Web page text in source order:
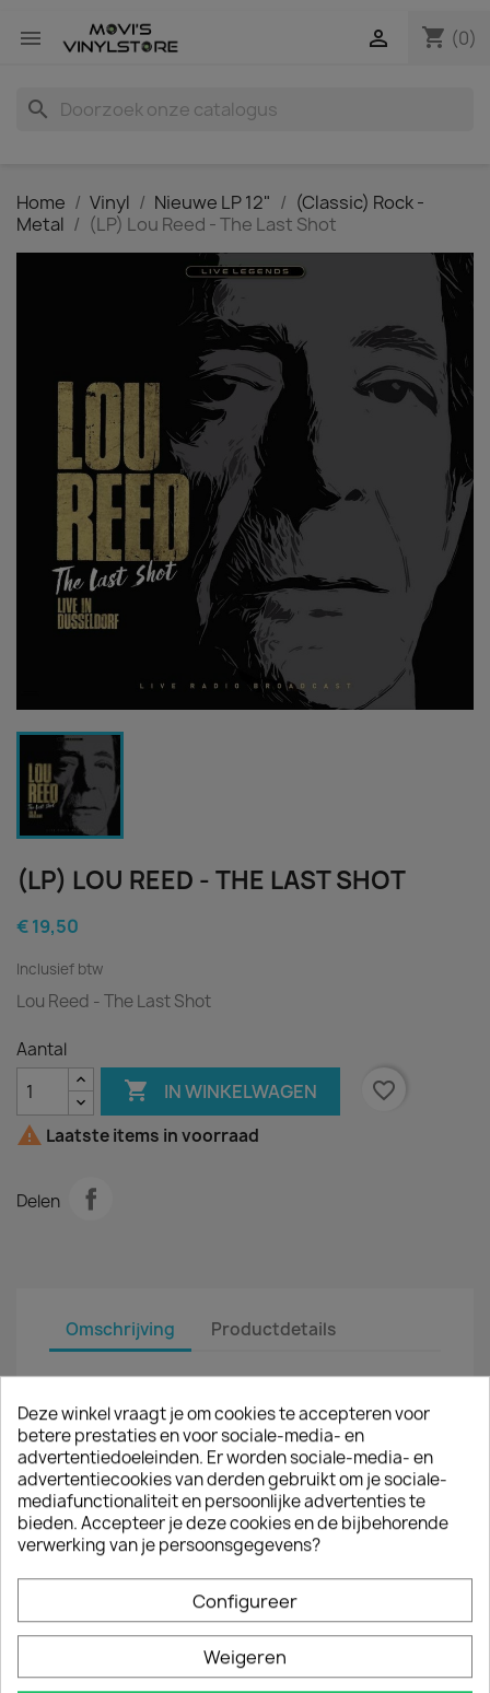
 shopping_cart (0)

search
Home Vinyl Nieuwe LP 12"
(Classic) Rock -
Metal
(LP) Lou Reed - The Last Shot
(LP) LOU REED - THE LAST SHOT
€ 19,50
Inclusief btw
Lou Reed - The Last Shot
Aantal
 IN WINKELWAGEN
favorite_border
 Laatste items in voorraad
Delen
Omschrijving Productdetails
Artiest :Lou Reed
Titel :The Last Shot
LP12"
EAN5904335298208
Jaar :2021
Tracklist
Paranoia Key Of C
Turn To Me
Romeo Had Juliet
Deze winkel vraagt je om cookies te accepteren voor
betere prestaties en voor sociale-media- en
advertentiedoeleinden. Er worden sociale-media- en
advertentiecookies van derden gebruikt om je sociale-
mediafunctionaliteit en persoonlijke advertenties te
bieden. Accepteer je deze cookies en de bijbehorende
verwerking van je persoonsgegevens?
Configureer
Weigeren